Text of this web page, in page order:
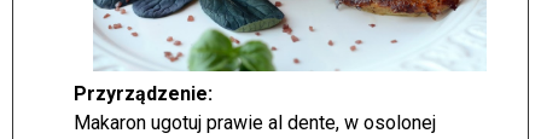
Przyrządzenie:
Makaron ugotuj prawie al dente, w osolonej